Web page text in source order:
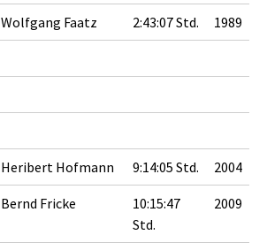
Wolfgang Faatz 2:43:07 Std. 1989
Heribert Hofmann 9:14:05 Std. 2004
Bernd Fricke
10:15:47
Std.
2009